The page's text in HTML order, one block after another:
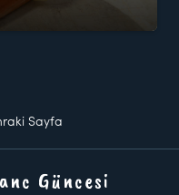
Sayfa
Güncesi